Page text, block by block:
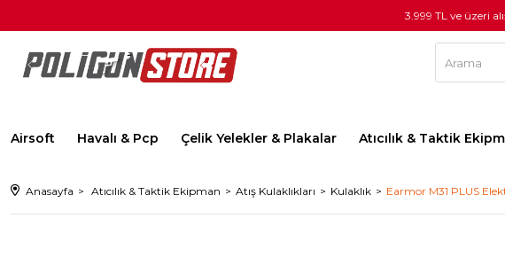
3.999 TL ve üzeri
Airsoft Havalı & Pcp Çelik Yelekler & Plakalar Atıcılık & Taktik
Anasayfa Atıcılık & Taktik Ekipman Atış Kulaklıkları Kulaklık Earmor M31 PLUS